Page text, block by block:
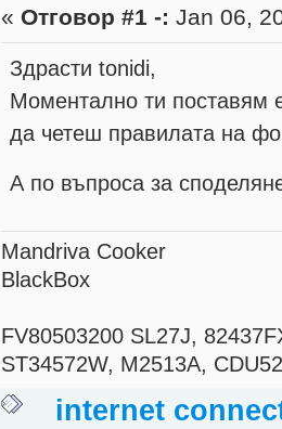
« Отговор #1 -: Jan 06,
Здрасти tonidi,
Моментално ти поставям
да четеш правилата на
А по въпроса за
Mandriva Cooker
BlackBox
FV80503200 SL27J,
ST34572W, M2513A,
internet